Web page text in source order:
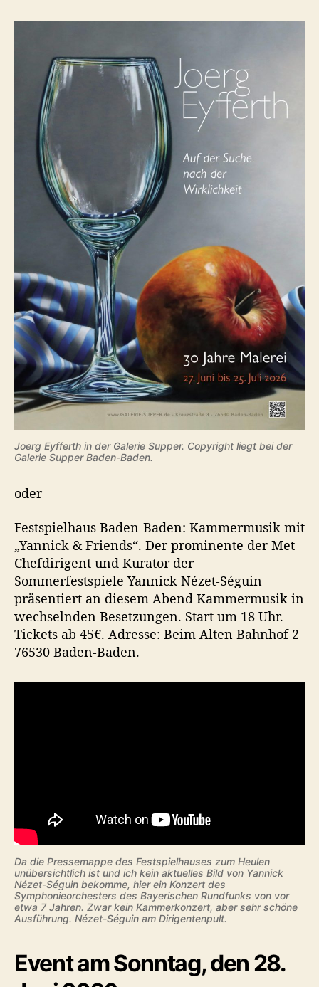
Joerg Eyfferth in der Galerie Supper. Copyright liegt bei der
Galerie Supper Baden-Baden.
oder
Festspielhaus Baden-Baden: Kammermusik mit
„Yannick & Friends“. Der prominente der Met-
Chefdirigent und Kurator der
Sommerfestspiele Yannick Nézet-Séguin
präsentiert an diesem Abend Kammermusik in
wechselnden Besetzungen. Start um 18 Uhr.
Tickets ab 45€. Adresse: Beim Alten Bahnhof 2
76530 Baden-Baden.
Da die Pressemappe des Festspielhauses zum Heulen
unübersichtlich ist und ich kein aktuelles Bild von Yannick
Nézet-Séguin bekomme, hier ein Konzert des
Symphonieorchesters des Bayerischen Rundfunks von vor
etwa 7 Jahren. Zwar kein Kammerkonzert, aber sehr schöne
Ausführung. Nézet-Séguin am Dirigentenpult.
Event am Sonntag, den 28.